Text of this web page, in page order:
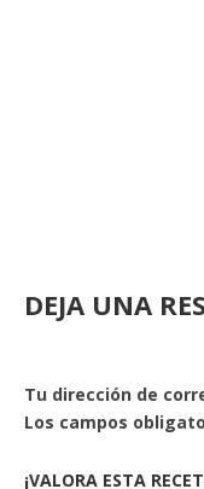
DEJA UNA
Tu dirección de
Los campos
¡VALORA ESTA